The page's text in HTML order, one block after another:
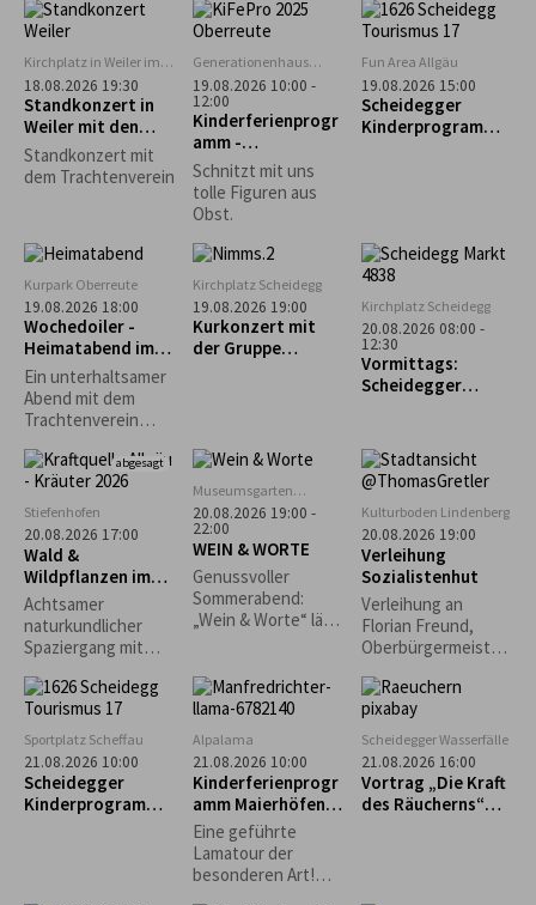
zum Biolandhof
Heim in Scheffau
Schützengesellsch
aft Scheidegg
Kirchplatz in Weiler im
Allgäu
18.08.2026 19:30
Standkonzert in
Weiler mit den
Trachtlern
Standkonzert mit
dem Trachtenverein
Generationenhaus
Oberreute
19.08.2026 10:00 -
12:00
Kinderferienprogr
amm -
Obstschnitzen-
AUSGEBUCHT!!!
Schnitzt mit uns
tolle Figuren aus
Obst.
Fun Area Allgäu
19.08.2026 15:00
Scheidegger
Kinderprogramm:
Kurpark Oberreute
19.08.2026 18:00
Wochedoiler -
Heimatabend im
Kurgarten
Ein unterhaltsamer
Abend mit dem
Trachtenverein
Mitwirkung der
Kinder- und
Jugendgruppe,
Aktivengruppe,
Goißler,
Stubenmusik und
Schellengruppe.
Kirchplatz Scheidegg
19.08.2026 19:00
Kurkonzert mit
der Gruppe
Kirchplatz Scheidegg
20.08.2026 08:00 -
12:30
Vormittags:
Scheidegger
abgesagt
Stiefenhofen
20.08.2026 17:00
Wald &
Wildpflanzen im
Jahreslauf
Achtsamer
naturkundlicher
Spaziergang mit
Kräuterpädagogin,
Pilzcoach (DGfM)
Dr. med. Helga
Wollmerstedt...
Museumsgarten
Oberreute
20.08.2026 19:00 -
22:00
WEIN & WORTE
Genussvoller
Sommerabend:
„Wein & Worte“ lädt
Kulturboden Lindenberg
20.08.2026 19:00
Verleihung
Sozialistenhut
Verleihung an
Florian Freund,
Oberbürgermeister
Sportplatz Scheffau
21.08.2026 10:00
Scheidegger
Kinderprogramm:
Alpalama
21.08.2026 10:00
Kinderferienprogr
amm Maierhöfen:
Alpalama Familien-
Erlebniszeit
Eine geführte
Lamatour der
besonderen Art!
Scheidegger Wasserfälle
21.08.2026 16:00
Vortrag „Die Kraft
des Räucherns“